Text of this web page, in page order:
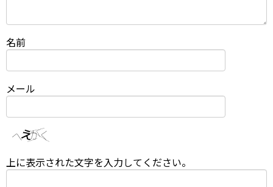
名前
メール
上に表示された文字を入力してください。